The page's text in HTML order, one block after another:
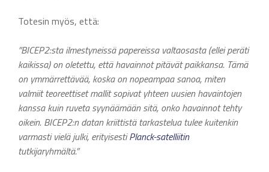
Totesin myös, että:
”BICEP2:sta ilmestyneissä papereissa valtaosasta (ellei peräti
kaikissa) on oletettu, että havainnot pitävät paikkansa. Tämä
on ymmärrettävää, koska on nopeampaa sanoa, miten
valmiit teoreettiset mallit sopivat yhteen uusien havaintojen
kanssa kuin ruveta syynäämään sitä, onko havainnot tehty
oikein. BICEP2:n datan kriittistä tarkastelua tulee kuitenkin
varmasti vielä julki, erityisestiPlanck-satelliitin
tutkijaryhmältä.”